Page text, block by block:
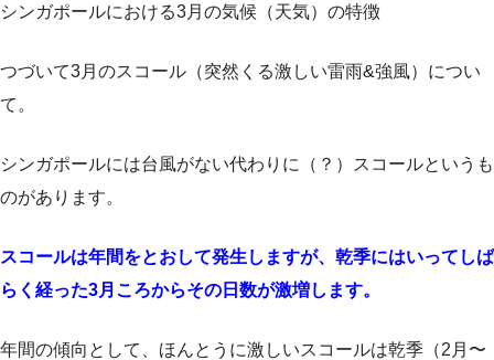
シンガポールにおける3月の気候（天気）の特徴
つづいて3月のスコール（突然くる激しい雷雨&強風）につい
て。
シンガポールには台風がない代わりに（？）スコールというも
のがあります。
スコールは年間をとおして発生しますが、乾季にはいってしば
らく経った3月ころからその日数が激増します。
年間の傾向として、ほんとうに激しいスコールは乾季（2月〜